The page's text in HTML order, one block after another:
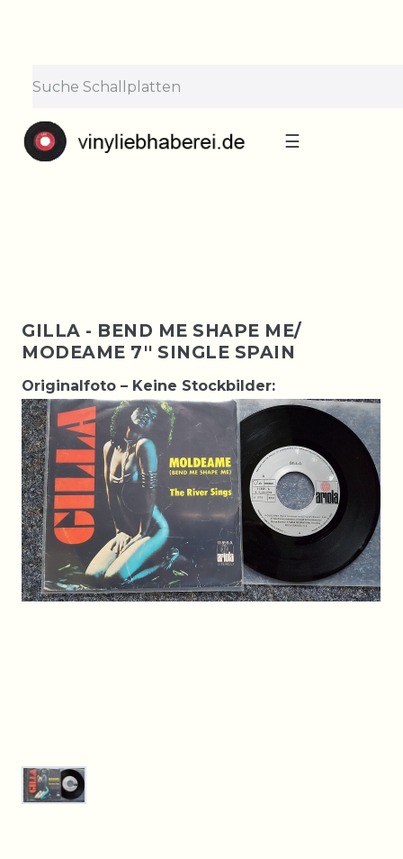
Bestellungen nehmen wir gerne entgegen —
der Versand startet wieder ab Montag, 31.
☰
GILLA - BEND ME SHAPE ME/
MODEAME 7'' SINGLE SPAIN
Originalfoto – Keine Stockbilder: